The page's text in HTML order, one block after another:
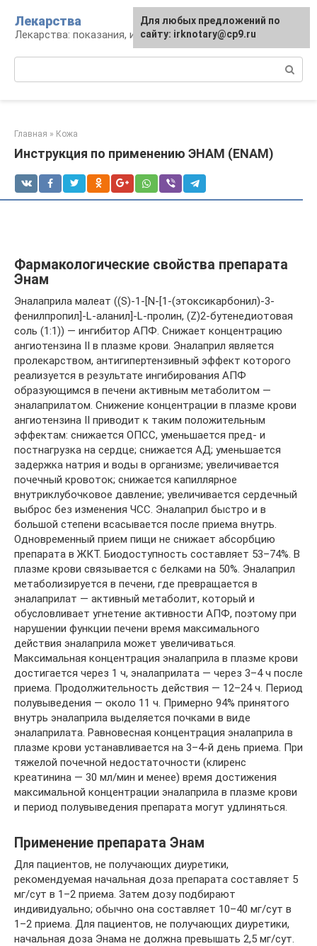
контенту
Лекарства
Лекарства: показания, инструкция, аналоги
Главная » Кожа
Инструкция по применению ЭНАМ (ENAM)
Фармакологические свойства препарата
Энам
Эналаприла малеат ((S)-1-[N-[1-(этоксикарбонил)-3-
фенилпропил]-L-аланил]-L-пролин, (Z)2-бутенедиотовая
соль (1:1)) — ингибитор АПФ. Снижает концентрацию
ангиотензина II в плазме крови. Эналаприл является
пролекарством, антигипертензивный эффект которого
реализуется в результате ингибирования АПФ
образующимся в печени активным метаболитом —
эналаприлатом. Снижение концентрации в плазме крови
ангиотензина II приводит к таким положительным
эффектам: снижается ОПСС, уменьшается пред- и
постнагрузка на сердце; снижается АД; уменьшается
задержка натрия и воды в организме; увеличивается
почечный кровоток; снижается капиллярное
внутриклубочковое давление; увеличивается сердечный
выброс без изменения ЧСС. Эналаприл быстро и в
большой степени всасывается после приема внутрь.
Одновременный прием пищи не снижает абсорбцию
препарата в ЖКТ. Биодоступность составляет 53–74%. В
плазме крови связывается с белками на 50%. Эналаприл
метаболизируется в печени, где превращается в
эналаприлат — активный метаболит, который и
обусловливает угнетение активности АПФ, поэтому при
нарушении функции печени время максимального
действия эналаприла может увеличиваться.
Максимальная концентрация эналаприла в плазме крови
достигается через 1 ч, эналаприлата — через 3–4 ч после
приема. Продолжительность действия — 12–24 ч. Период
полувыведения — около 11 ч. Примерно 94% принятого
внутрь эналаприла выделяется почками в виде
эналаприлата. Равновесная концентрация эналаприла в
плазме крови устанавливается на 3–4-й день приема. При
тяжелой почечной недостаточности (клиренс
креатинина — 30 мл/мин и менее) время достижения
максимальной концентрации эналаприла в плазме крови
и период полувыведения препарата могут удлиняться.
Применение препарата Энам
Для пациентов, не получающих диуретики,
рекомендуемая начальная доза препарата составляет 5
мг/сут в 1–2 приема. Затем дозу подбирают
индивидуально; обычно она составляет 10–40 мг/сут в
1–2 приема. Для пациентов, не получающих диуретики,
начальная доза Энама не должна превышать 2,5 мг/сут.
Для любых предложений по
сайту: irknotary@cp9.ru